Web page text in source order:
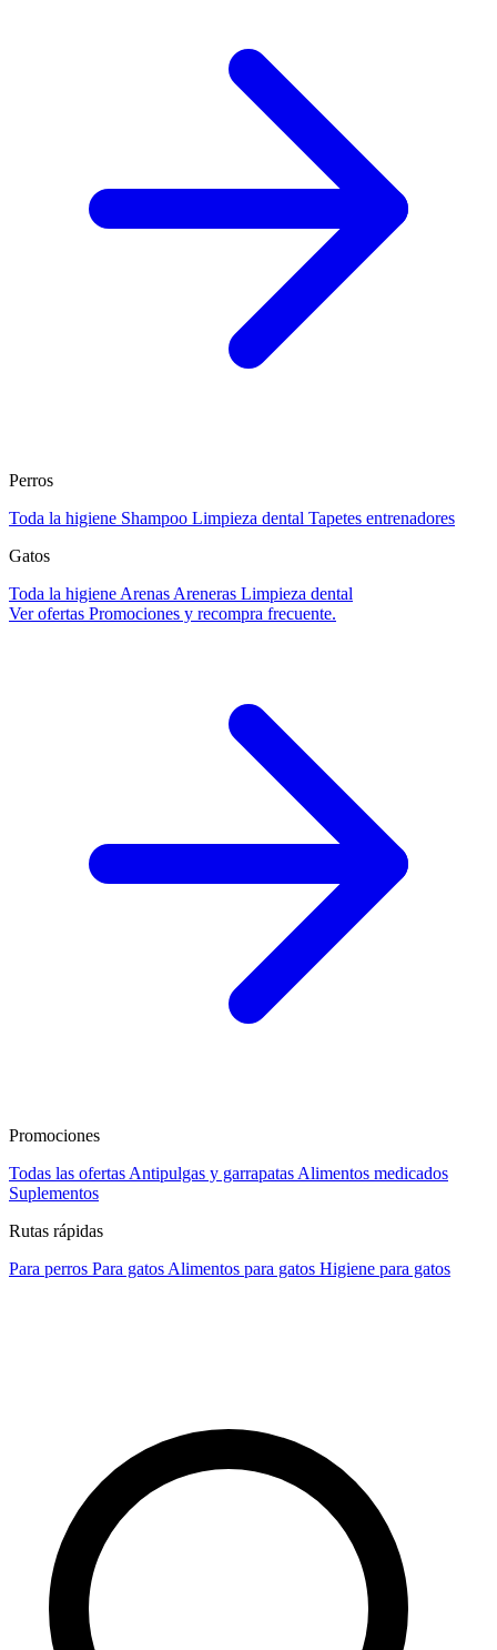
Perros
Toda la higiene Shampoo Limpieza dental Tapetes entrenadores
Gatos
Toda la higiene Arenas Areneras Limpieza dental
Ver ofertas Promociones y recompra frecuente.
Promociones
Todas las ofertas Antipulgas y garrapatas Alimentos medicados
Suplementos
Rutas rápidas
Para perros Para gatos Alimentos para gatos Higiene para gatos